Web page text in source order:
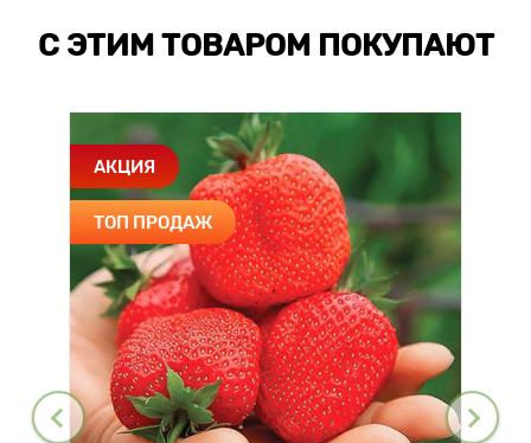
С ЭТИМ ТОВАРОМ ПОКУПАЮТ
АКЦИЯ
ТОП ПРОДАЖ